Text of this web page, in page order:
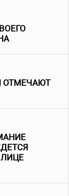
ОТМЕЧАЮТ